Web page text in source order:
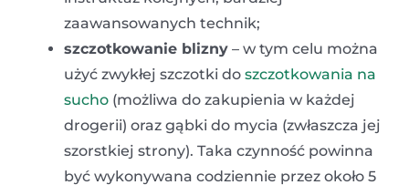
zaawansowanych technik;
szczotkowanie blizny – w tym celu można
użyć zwykłej szczotki do szczotkowania na
sucho (możliwa do zakupienia w każdej
drogerii) oraz gąbki do mycia (zwłaszcza jej
szorstkiej strony). Taka czynność powinna
być wykonywana codziennie przez około 5